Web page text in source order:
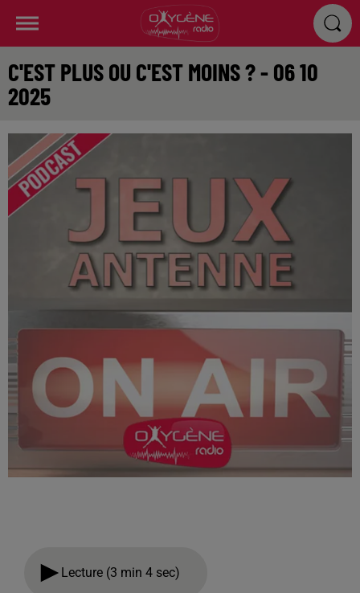
C'EST PLUS OU C'EST MOINS ? - 06 10
2025
Lecture (3 min 4 sec)